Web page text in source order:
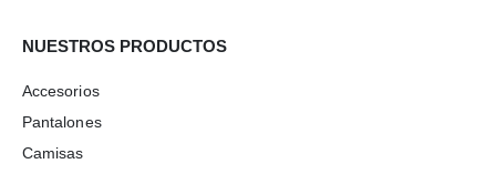
NUESTROS PRODUCTOS
Accesorios
Pantalones
Camisas